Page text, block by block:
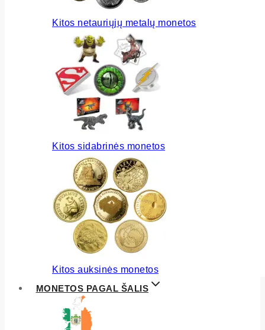
Kitos netauriųjų metalų monetos
Kitos sidabrinės monetos
Kitos auksinės monetos
MONETOS PAGAL ŠALIS